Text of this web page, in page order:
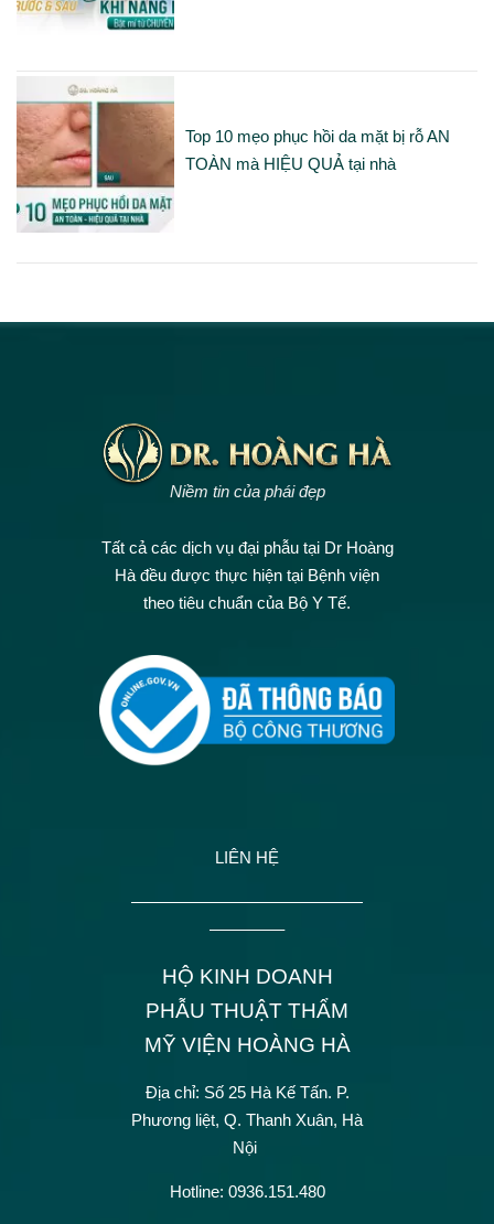
Top 10 mẹo phục hồi da mặt bị rỗ AN
TOÀN mà HIỆU QUẢ tại nhà
Niềm tin của phái đẹp
Tất cả các dịch vụ đại phẫu tại Dr Hoàng
Hà đều được thực hiện tại Bệnh viện
theo tiêu chuẩn của Bộ Y Tế.
LIÊN HỆ
——————————————
————–
HỘ KINH DOANH
PHẪU THUẬT THẨM
MỸ VIỆN HOÀNG HÀ
Địa chỉ: Số 25 Hà Kế Tấn. P.
Phương liệt, Q. Thanh Xuân, Hà
Nội
Hotline: 0936.151.480